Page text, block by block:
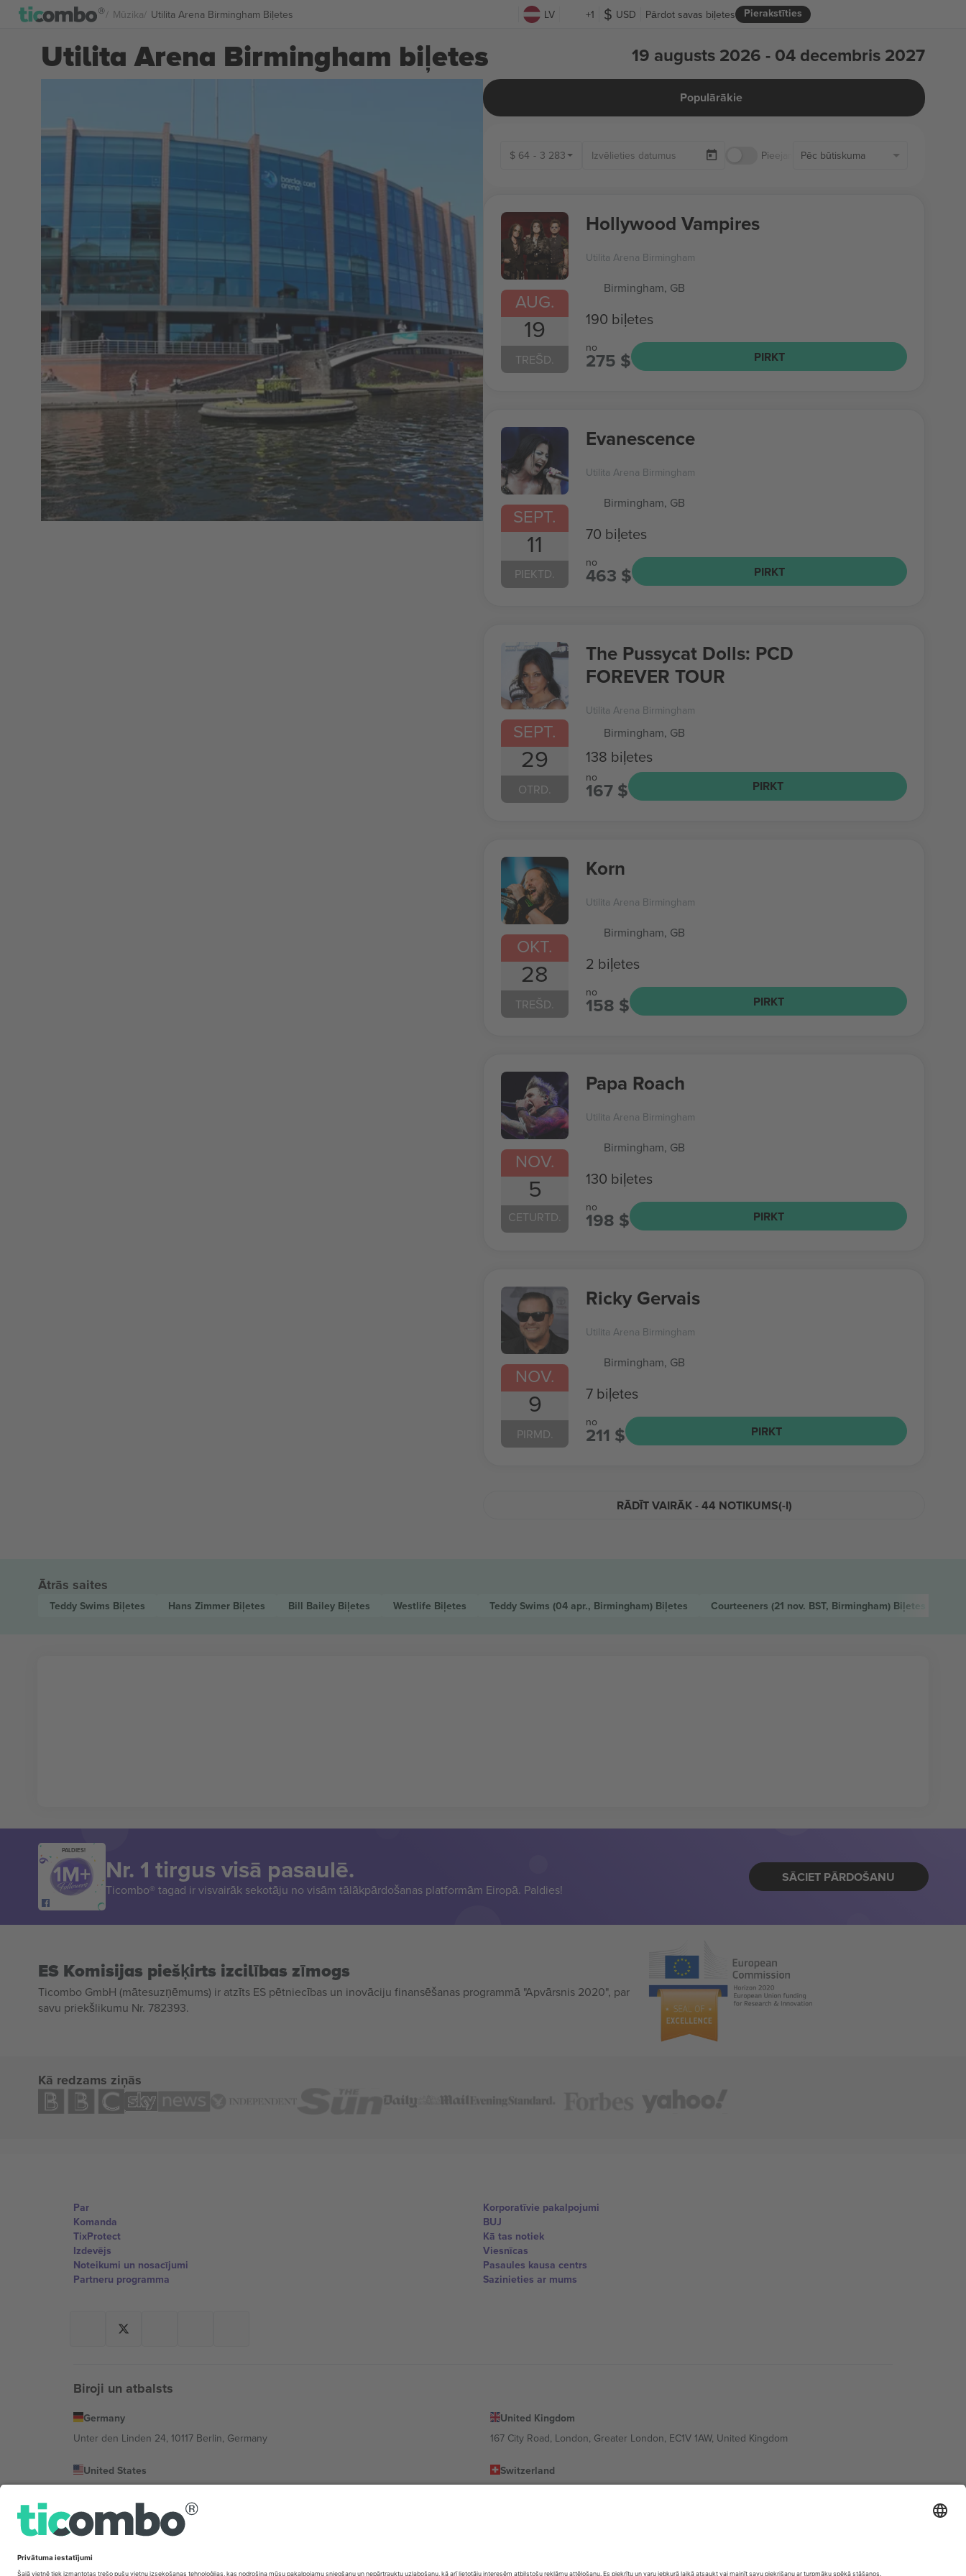
Mūzika Utilita Arena Birmingham Biļetes LV +1 USD Pierakstīties
Pārdot savas biļetes
Utilita Arena Birmingham biļetes 19 augusts 2026 - 04 decembris 2027
Populārākie
$ 64 - 3 283 Pieejamas tikai biļetes
Pēc būtiskuma
AUG.
19
TREŠD.
Hollywood Vampires
Utilita Arena Birmingham
Birmingham, GB
190 biļetes
no
275 $ PIRKT
SEPT.
11
PIEKTD.
Evanescence
Utilita Arena Birmingham
Birmingham, GB
70 biļetes
no
463 $ PIRKT
SEPT.
29
OTRD.
The Pussycat Dolls: PCD
FOREVER TOUR
Utilita Arena Birmingham
Birmingham, GB
138 biļetes
no
167 $ PIRKT
OKT.
28
TREŠD.
Korn
Utilita Arena Birmingham
Birmingham, GB
2 biļetes
no
158 $ PIRKT
NOV.
5
CETURTD.
Papa Roach
Utilita Arena Birmingham
Birmingham, GB
130 biļetes
no
198 $ PIRKT
NOV.
9
PIRMD.
Ricky Gervais
Utilita Arena Birmingham
Birmingham, GB
7 biļetes
no
211 $ PIRKT
RĀDĪT VAIRĀK - 44 NOTIKUMS(-I)
Ātrās saites
Teddy Swims Biļetes Hans Zimmer Biļetes Bill Bailey Biļetes Westlife Biļetes Teddy Swims (04 apr., Birmingham) Biļetes Courteeners (21 nov. BST, Birmingham) Biļetes
PALDIES!
Nr. 1 tirgus visā pasaulē.
Ticombo® tagad ir visvairāk sekotāju no visām tālākpārdošanas platformām Eiropā. Paldies!
SĀCIET PĀRDOŠANU
ES Komisijas piešķirts izcilības zīmogs
Ticombo GmbH (mātesuzņēmums) ir atzīts ES pētniecības un inovāciju finansēšanas programmā "Apvārsnis 2020", par
savu priekšlikumu Nr. 782393.
Kā redzams ziņās
Par
Komanda
TixProtect
Izdevējs
Noteikumi un nosacījumi
Partneru programma
Korporatīvie pakalpojumi
BUJ
Kā tas notiek
Viesnīcas
Pasaules kausa centrs
Sazinieties ar mums
Biroji un atbalsts
Germany
Unter den Linden 24, 10117 Berlin, Germany
United Kingdom
167 City Road, London, Greater London, EC1V 1AW, United Kingdom
United States
Switzerland
Bulgaria